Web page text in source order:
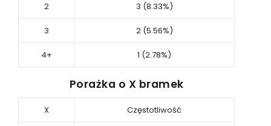
2 3 (8.33%)
3 2 (5.56%)
4+ 1 (2.78%)
Porażka o X bramek
X Częstotliwość